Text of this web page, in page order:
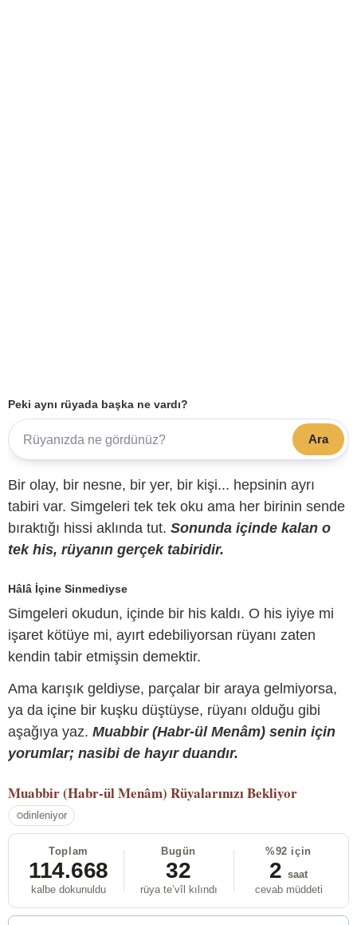
Peki aynı rüyada başka ne vardı?
Ara
Bir olay, bir nesne, bir yer, bir kişi... hepsinin ayrı
tabiri var. Simgeleri tek tek oku ama her birinin sende
bıraktığı hissi aklında tut. Sonunda içinde kalan o
tek his, rüyanın gerçek tabiridir.
Hâlâ İçine Sinmediyse
Simgeleri okudun, içinde bir his kaldı. O his iyiye mi
işaret kötüye mi, ayırt edebiliyorsan rüyanı zaten
kendin tabir etmişsin demektir.
Ama karışık geldiyse, parçalar bir araya gelmiyorsa,
ya da içine bir kuşku düştüyse, rüyanı olduğu gibi
aşağıya yaz. Muabbir (Habr-ül Menâm) senin için
yorumlar; nasibi de hayır duandır.
Muabbir (Habr-ül Menâm) Rüyalarınızı Bekliyor
dinleniyor
Toplam
114.668
kalbe dokunuldu
Bugün
32
rüya te’vîl kılındı
%92 için
2 saat
cevab müddeti